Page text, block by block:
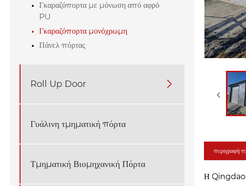
Γκαραζόπορτα με μόνωση από αφρό
PU
Γκαραζόπορτα μονόχρωμη
Πάνελ πόρτας
Roll Up Door 
Γυάλινη τμηματική πόρτα
Τμηματική Βιομηχανική Πόρτα
περιγραφή
Η Qingdao